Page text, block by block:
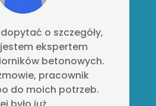
o szczegóły,
ekspertem
betonowych.
pracownik
do moich potrzeb.